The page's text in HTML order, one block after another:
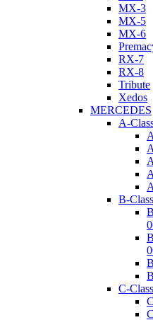
MX-3
MX-5
MX-6
RX-7
RX-8
Tribute
Xedos
MERCEDES
A-
B-Class
C-Class